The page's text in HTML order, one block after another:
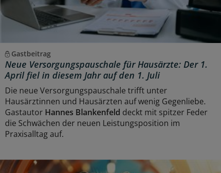
Gastbeitrag
Neue Versorgungspauschale für Hausärzte: Der 1.
April fiel in diesem Jahr auf den 1. Juli
Die neue Versorgungspauschale trifft unter
Hausärztinnen und Hausärzten auf wenig Gegenliebe.
Gastautor Hannes Blankenfeld deckt mit spitzer Feder
die Schwächen der neuen Leistungsposition im
Praxisalltag auf.